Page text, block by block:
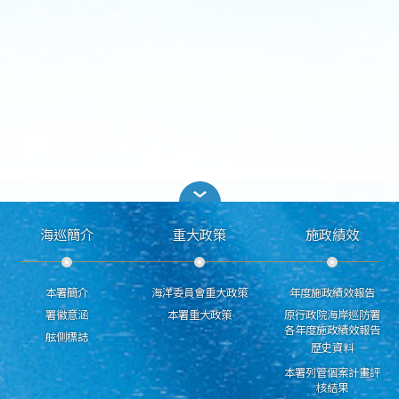
海巡簡介
本署簡介
署徽意涵
舷側標誌
重大政策
海洋委員會重大政策
本署重大政策
施政績效
年度施政績效報告
原行政院海岸巡防署
各年度施政績效報告
歷史資料
本署列管個案計畫評
核結果